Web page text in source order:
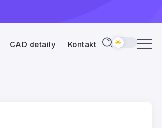
CAD detaily Kontakt